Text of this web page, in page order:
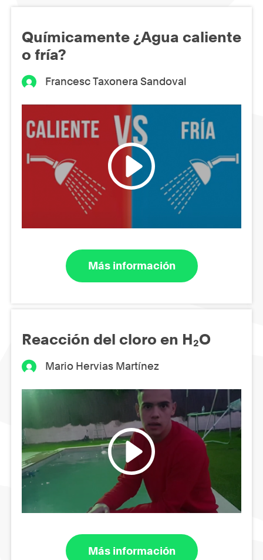
Químicamente ¿Agua caliente
o fría?
Francesc Taxonera Sandoval
Más información
Reacción del cloro en H₂O
Mario Hervias Martínez
Más información